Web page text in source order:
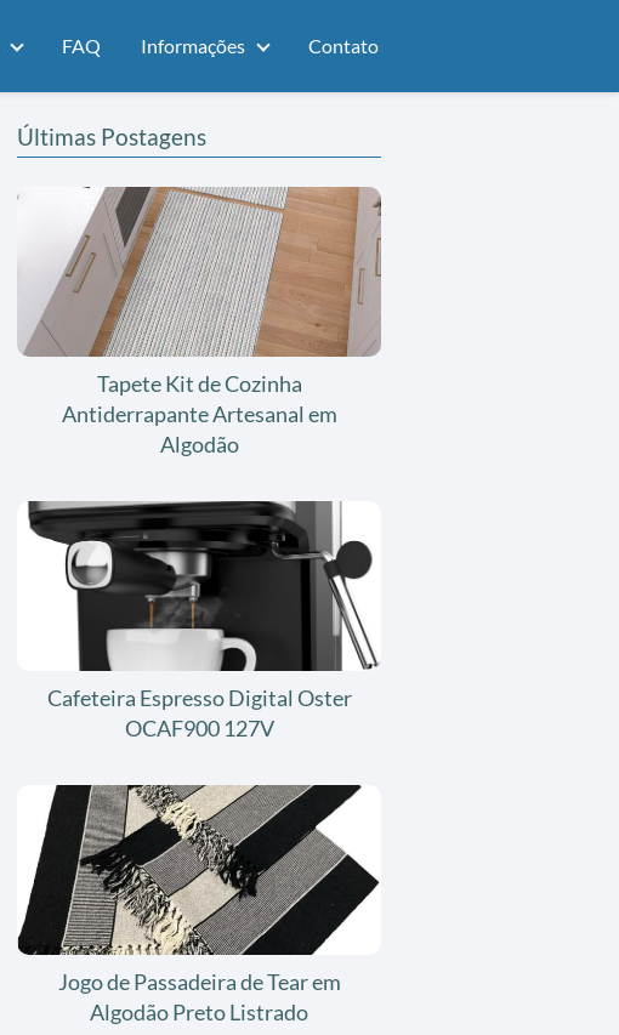
FAQ Informações Contato
Últimas Postagens
Tapete Kit de Cozinha
Antiderrapante Artesanal em
Algodão
Cafeteira Espresso Digital Oster
OCAF900 127V
Jogo de Passadeira de Tear em
Algodão Preto Listrado